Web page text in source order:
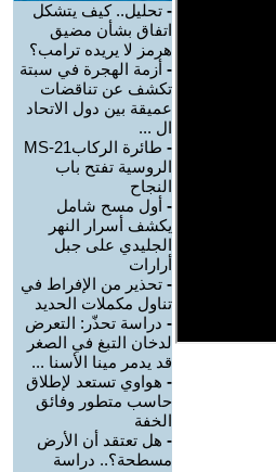
- تحليل.. كيف يتشكل
اتفاق بشأن مضيق
هرمز لا يريده ترامب؟
- أزمة الهجرة في سبتة
تكشف عن تناقضات
عميقة بين دول الاتحاد
ال ...
-
طائرة الركابMS-21
الروسية تفتح باب
النجاح
- أول مسح شامل
يكشف أسرار النهر
الجليدي على جبل
أرارات
- تحذير من الإفراط في
تناول مكملات الحديد
- دراسة تحذّر: التعرض
لدخان التبغ في الصغر
قد يدمر مينا الأسنا ...
- هواوي تستعد لإطلاق
حاسب متطور وفائق
الخفة
- هل تعتقد أن الأرض
مسطحة؟.. دراسة